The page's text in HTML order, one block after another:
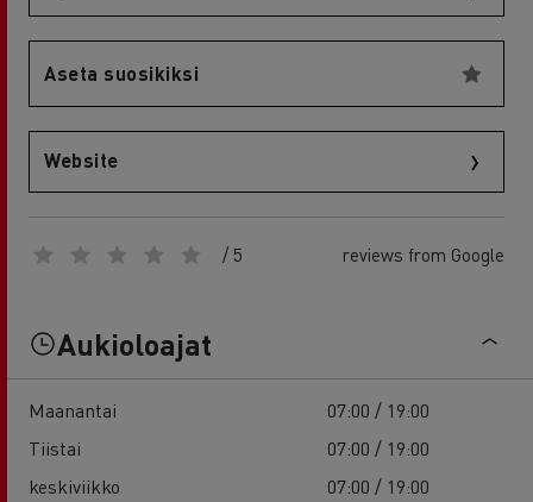
Aseta suosikiksi
Website
/ 5 reviews from Google
Aukioloajat
Maanantai
07:00 / 19:00
Tiistai
07:00 / 19:00
keskiviikko
07:00 / 19:00